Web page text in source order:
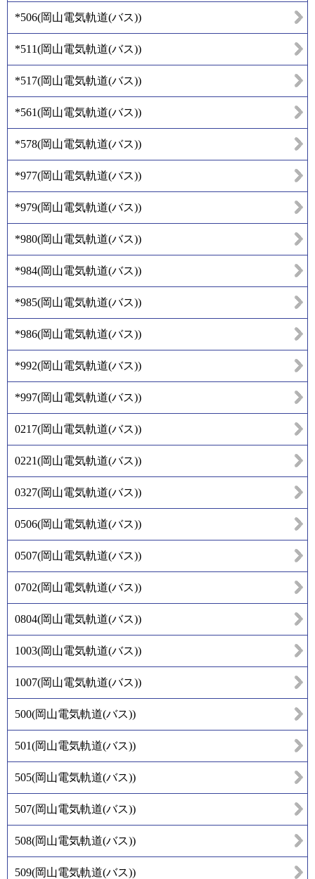
*506(岡山電気軌道(バス))
*511(岡山電気軌道(バス))
*517(岡山電気軌道(バス))
*561(岡山電気軌道(バス))
*578(岡山電気軌道(バス))
*977(岡山電気軌道(バス))
*979(岡山電気軌道(バス))
*980(岡山電気軌道(バス))
*984(岡山電気軌道(バス))
*985(岡山電気軌道(バス))
*986(岡山電気軌道(バス))
*992(岡山電気軌道(バス))
*997(岡山電気軌道(バス))
0217(岡山電気軌道(バス))
0221(岡山電気軌道(バス))
0327(岡山電気軌道(バス))
0506(岡山電気軌道(バス))
0507(岡山電気軌道(バス))
0702(岡山電気軌道(バス))
0804(岡山電気軌道(バス))
1003(岡山電気軌道(バス))
1007(岡山電気軌道(バス))
500(岡山電気軌道(バス))
501(岡山電気軌道(バス))
505(岡山電気軌道(バス))
507(岡山電気軌道(バス))
508(岡山電気軌道(バス))
509(岡山電気軌道(バス))